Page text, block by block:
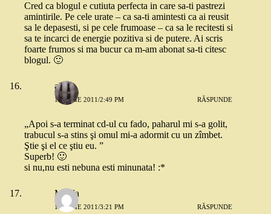
Cred ca blogul e cutiuta perfecta in care sa-ti pastrezi
amintirile. Pe cele urate – ca sa-ti amintesti ca ai reusit
sa le depasesti, si pe cele frumoase – ca sa le recitesti si
sa te incarci de energie pozitiva si de putere. Ai scris
foarte frumos si ma bucur ca m-am abonat sa-ti citesc
blogul. 🙂
alina
19 IULIE 2011/2:49 PM RĂSPUNDE
„Apoi s-a terminat cd-ul cu fado, paharul mi s-a golit,
trabucul s-a stins şi omul mi-a adormit cu un zîmbet.
Ştie şi el ce ştiu eu. ”
Superb! 🙂
si nu,nu esti nebuna esti minunata! :*
Mirela
19 IULIE 2011/3:21 PM RĂSPUNDE